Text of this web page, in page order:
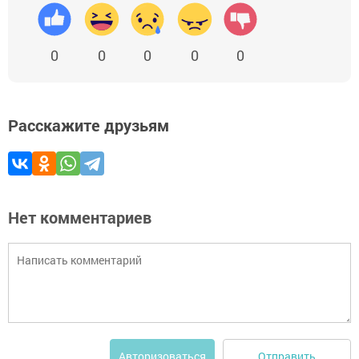
0 0 0 0 0
Расскажите друзьям
Нет комментариев
Отправить